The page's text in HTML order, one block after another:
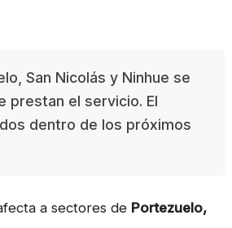
San Nicolás y Ninhue se
prestan el servicio. El
dentro de los próximos
a sectores de Portezuelo,